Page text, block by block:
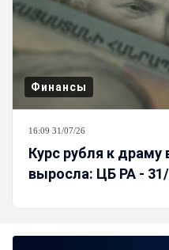
Финансы
16:09 31/07/26
Курс рубля к драму
выросла: ЦБ РА -